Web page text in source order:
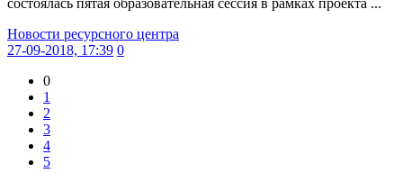
состоялась пятая образовательная сессия в рамках проекта ...
Новости ресурсного центра
27-09-2018, 17:39 0
0
1
2
3
4
5